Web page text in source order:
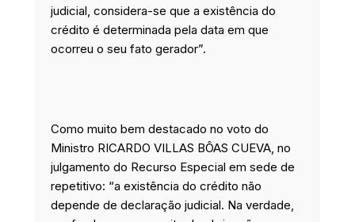
judicial, considera-se que a existência do
crédito é determinada pela data em que
ocorreu o seu fato gerador”.
Como muito bem destacado no voto do
Ministro RICARDO VILLAS BÔAS CUEVA, no
julgamento do Recurso Especial em sede de
repetitivo: “a existência do crédito não
depende de declaração judicial. Na verdade,